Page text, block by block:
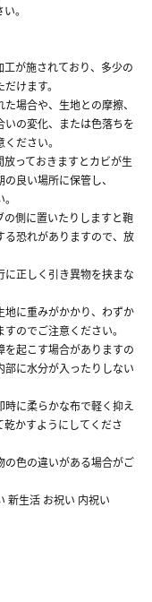
。
が施されており、多少の
けます。
場合や、生地との摩擦、
の変化、または色落ちを
ださい。
っておきますとカビが生
良い場所に保管し、
側に置いたりしますと鞄
る恐れがありますので、放
正しく引き異物を挟まな
に重みがかかり、わずか
のでご注意ください。
起こす場合がありますの
に水分が入ったりしない
に柔らかな布で軽く抑え
かすようにしてくださ
色の違いがある場合がご
新生活 お祝い 内祝い